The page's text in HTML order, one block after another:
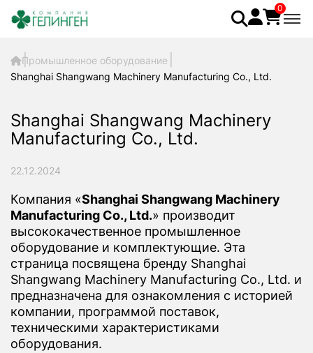
0
Промышленное оборудование
Shanghai Shangwang Machinery Manufacturing Co., Ltd.
Shanghai Shangwang Machinery
Manufacturing Co., Ltd.
22.12.2024
Компания «Shanghai Shangwang Machinery
Manufacturing Co., Ltd.» производит
высококачественное промышленное
оборудование и комплектующие. Эта
страница посвящена бренду Shanghai
Shangwang Machinery Manufacturing Co., Ltd. и
предназначена для ознакомления с историей
компании, программой поставок,
техническими характеристиками
оборудования.